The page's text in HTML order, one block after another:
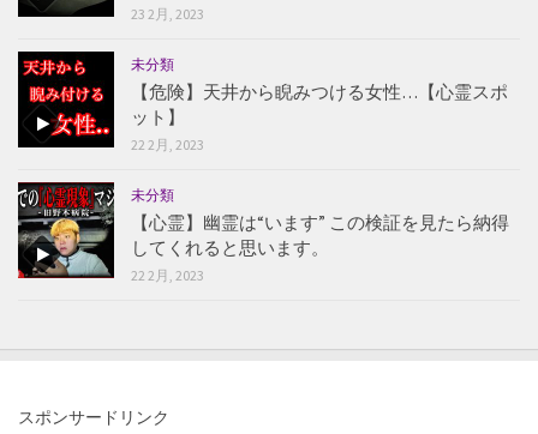
23 2月, 2023
未分類
【危険】天井から睨みつける女性…【心霊スポ
ット】
22 2月, 2023
未分類
【心霊】幽霊は“います” この検証を見たら納得
してくれると思います。
22 2月, 2023
スポンサードリンク